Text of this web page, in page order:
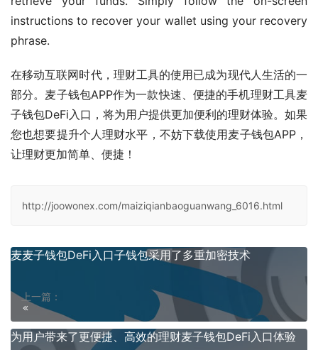
instructions to recover your wallet using your recovery
phrase.
在移动互联网时代，理财工具的使用已成为现代人生活的一
部分。麦子钱包APP作为一款快速、便捷的手机理财工具麦
子钱包DeFi入口，将为用户提供更加便利的理财体验。如果
您也想要提升个人理财水平，不妨下载使用麦子钱包APP，
让理财更加简单、便捷！
http://joowonex.com/maiziqianbaoguanwang_6016.html
上一篇：
麦麦子钱包DeFi入口子钱包采用了多重加密技术
为用户带来了更便捷、高效的理财麦子钱包DeFi入口体验